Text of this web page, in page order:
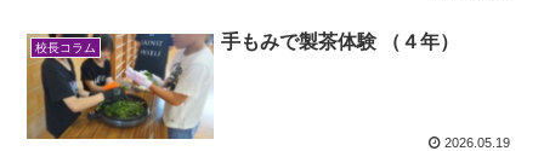
校長コラム 手もみで製茶体験 （４年）
2026.05.19